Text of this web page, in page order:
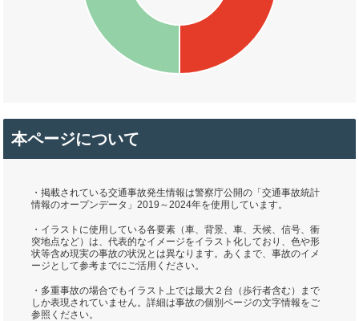
本ページについて
・掲載されている交通事故発生情報は警察庁公開の「交通事故統計
情報のオープンデータ」2019～2024年を使用しています。
・イラストに使用している各要素（車、背景、車、天候、信号、衝
突地点など）は、代表的なイメージをイラスト化しており、色や形
状等含め現実の事故の状況とは異なります。あくまで、事故のイメ
ージとして参考までにご活用ください。
・多重事故の場合でもイラスト上では最大２台（歩行者含む）まで
しか表現されていません。詳細は事故の個別ページの文字情報をご
参照ください。